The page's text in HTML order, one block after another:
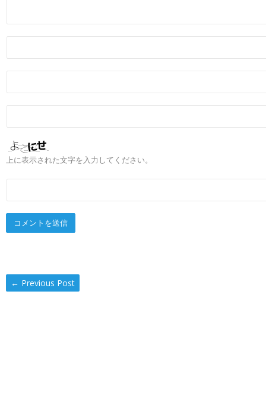
上に表示された文字を入力してください。
← Previous Post